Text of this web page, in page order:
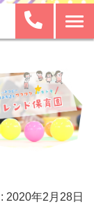
2020年2月28日